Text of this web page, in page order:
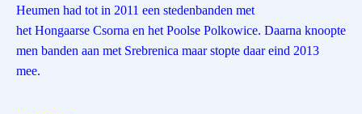
Heumen had tot in 2011 een stedenbanden met
het Hongaarse Csorna en het Poolse Polkowice. Daarna knoopte
men banden aan met Srebrenica maar stopte daar eind 2013
mee.